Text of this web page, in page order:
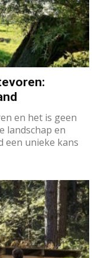
en het is geen
landschap en
een unieke kans